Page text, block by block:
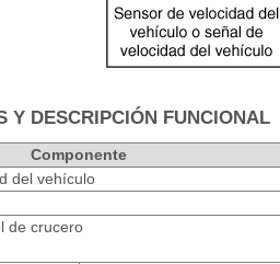
Y DESCRIPCIÓN FUNCIONAL
Componente
del vehículo
de crucero